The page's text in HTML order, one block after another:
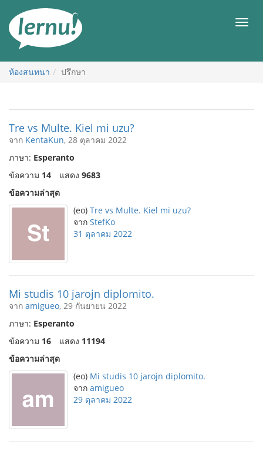
สารบัญ
เมนู
ห้องสนทนา ปรึกษา
Tre vs Multe. Kiel mi uzu?
จาก KentaKun, 28 ตุลาคม 2022
ภาษา: Esperanto
ข้อความ 14 แสดง 9683
ข้อความล่าสุด
(eo) Tre vs Multe. Kiel mi uzu?
จาก StefKo
31 ตุลาคม 2022
Mi studis 10 jarojn diplomito.
จาก amigueo, 29 กันยายน 2022
ภาษา: Esperanto
ข้อความ 16 แสดง 11194
ข้อความล่าสุด
(eo) Mi studis 10 jarojn diplomito.
จาก amigueo
29 ตุลาคม 2022